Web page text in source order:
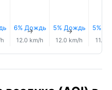
6% Дождь
↑
12.0 km/h
5% Дождь
↑
12.0 km/h
5%
11.0